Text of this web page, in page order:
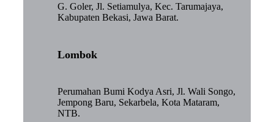
G. Goler, Jl. Setiamulya, Kec. Tarumajaya,
Kabupaten Bekasi, Jawa Barat.
Lombok
Perumahan Bumi Kodya Asri, Jl. Wali Songo,
Jempong Baru, Sekarbela, Kota Mataram,
NTB.